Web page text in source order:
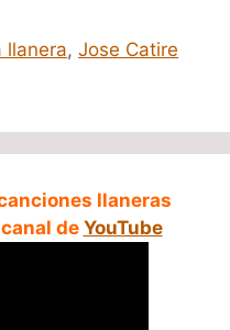
llanera,Jose Catire
llaneras
de YouTube